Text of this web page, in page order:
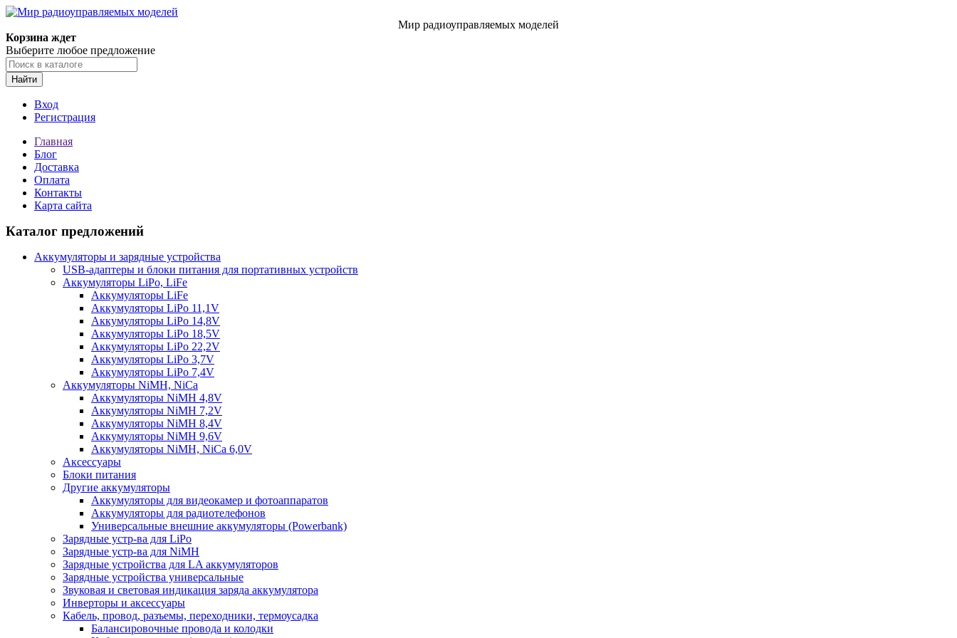
Мир радиоуправляемых моделей
Корзина ждет
Выберите любое предложение
Найти
Вход
Регистрация
Главная
Блог
Доставка
Оплата
Контакты
Карта сайта
Каталог предложений
Аккумуляторы и зарядные устройства
USB-адаптеры и блоки питания для портативных устройств
Аккумуляторы LiPo, LiFe
Аккумуляторы LiFe
Аккумуляторы LiPo 11,1V
Аккумуляторы LiPo 14,8V
Аккумуляторы LiPo 18,5V
Аккумуляторы LiPo 22,2V
Аккумуляторы LiPo 3,7V
Аккумуляторы LiPo 7,4V
Аккумуляторы NiMH, NiCa
Аккумуляторы NiMH 4,8V
Аккумуляторы NiMH 7,2V
Аккумуляторы NiMH 8,4V
Аккумуляторы NiMH 9,6V
Аккумуляторы NiMH, NiCa 6,0V
Аксессуары
Блоки питания
Другие аккумуляторы
Аккумуляторы для видеокамер и фотоаппаратов
Аккумуляторы для радиотелефонов
Универсальные внешние аккумуляторы (Powerbank)
Зарядные устр-ва для LiPo
Зарядные устр-ва для NiMH
Зарядные устройства для LA аккумуляторов
Зарядные устройства универсальные
Звуковая и световая индикация заряда аккумулятора
Инверторы и аксессуары
Кабель, провод, разъемы, переходники, термоусадка
Балансировочные провода и колодки